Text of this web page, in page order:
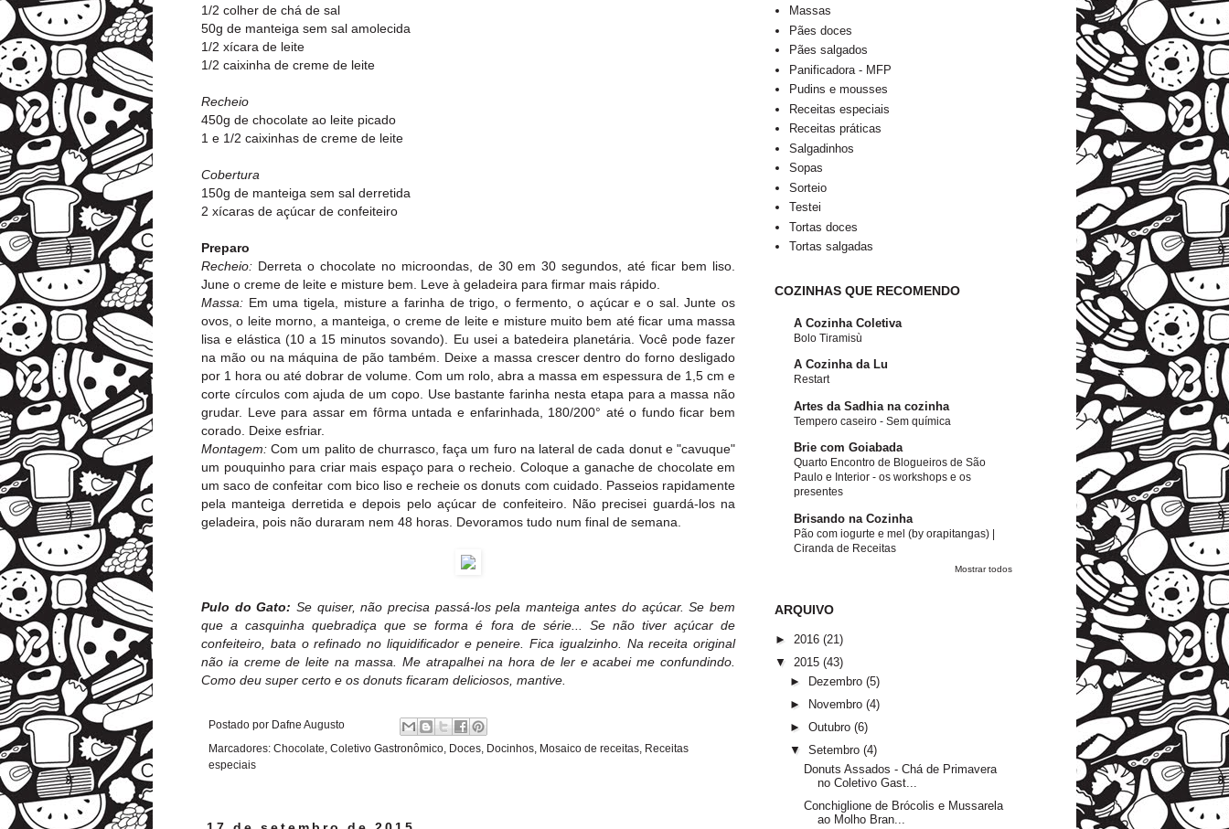
1/2 colher de chá de sal
50g de manteiga sem sal amolecida
1/2 xícara de leite
1/2 caixinha de creme de leite
Recheio
450g de chocolate ao leite picado
1 e 1/2 caixinhas de creme de leite
Cobertura
150g de manteiga sem sal derretida
2 xícaras de açúcar de confeiteiro
Preparo
Recheio: Derreta o chocolate no microondas, de 30 em 30 segundos, até ficar bem liso.
June o creme de leite e misture bem. Leve à geladeira para firmar mais rápido.
Massa: Em uma tigela, misture a farinha de trigo, o fermento, o açúcar e o sal. Junte os
ovos, o leite morno, a manteiga, o creme de leite e misture muito bem até ficar uma massa
lisa e elástica (10 a 15 minutos sovando). Eu usei a batedeira planetária. Você pode fazer
na mão ou na máquina de pão também. Deixe a massa crescer dentro do forno desligado
por 1 hora ou até dobrar de volume. Com um rolo, abra a massa em espessura de 1,5 cm e
corte círculos com ajuda de um copo. Use bastante farinha nesta etapa para a massa não
grudar. Leve para assar em fôrma untada e enfarinhada, 180/200° até o fundo ficar bem
corado. Deixe esfriar.
Montagem:Com um palito de churrasco, faça um furo na lateral de cada donut e "cavuque"
um pouquinho para criar mais espaço para o recheio. Coloque a ganache de chocolate em
um saco de confeitar com bico liso e recheie os donuts com cuidado. Passeios rapidamente
pela manteiga derretida e depois pelo açúcar de confeiteiro. Não precisei guardá-los na
geladeira, pois não duraram nem 48 horas. Devoramos tudo num final de semana.
Pulo do Gato: Se quiser, não precisa passá-los pela manteiga antes do açúcar. Se bem
que a casquinha quebradiça que se forma é fora de série... Se não tiver açúcar de
confeiteiro, bata o refinado no liquidificador e peneire. Fica igualzinho. Na receita original
não ia creme de leite na massa. Me atrapalhei na hora de ler e acabei me confundindo.
Como deu super certo e os donuts ficaram deliciosos, mantive.
Postado por Dafne Augusto
Marcadores: Chocolate Coletivo Gastronômico Doces Docinhos Mosaico de receitas Receitas
especiais
Massas
Pães doces
Pães salgados
Panificadora - MFP
Pudins e mousses
Receitas especiais
Receitas práticas
Salgadinhos
Sopas
Sorteio
Testei
Tortas doces
Tortas salgadas
COZINHAS QUE RECOMENDO
A Cozinha Coletiva
Bolo Tiramisù
A Cozinha da Lu
Restart
Artes da Sadhia na cozinha
Tempero caseiro - Sem química
Brie com Goiabada
Quarto Encontro de Blogueiros de São
Paulo e Interior - os workshops e os
presentes
Brisando na Cozinha
Pão com iogurte e mel (by orapitangas) |
Ciranda de Receitas
Mostrar todos
ARQUIVO
► 2016 (21)
▼ 2015 (43)
►
Dezembro (5)
►
Novembro (4)
► Outubro (6)
▼ Setembro (4)
Donuts Assados - Chá de Primavera
no Coletivo Gast...
Conchiglione de Brócolis e Mussarela
ao Molho Bran...